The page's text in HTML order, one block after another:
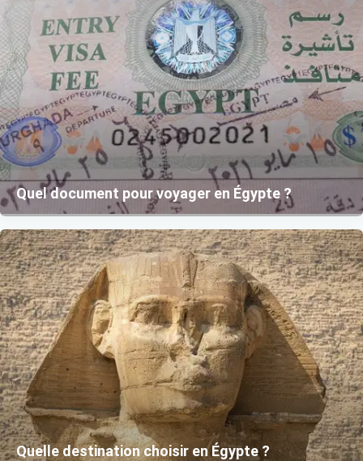
Quel document pour voyager en Égypte ?
Quelle destination choisir en Égypte ?